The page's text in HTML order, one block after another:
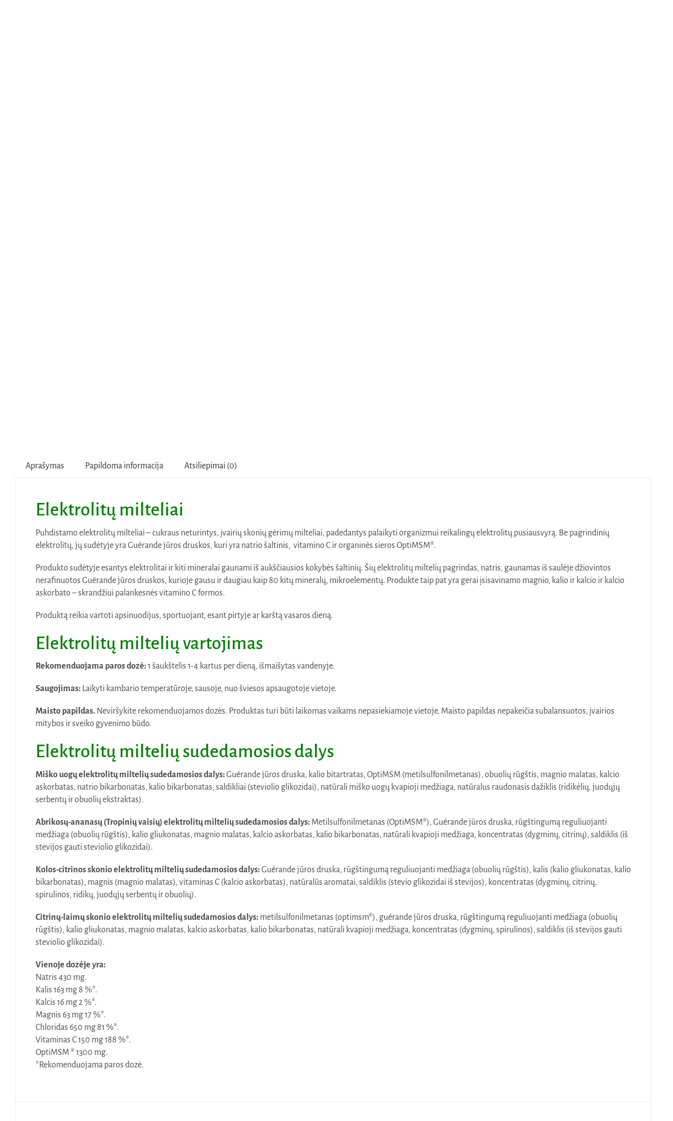
Aprašymas Papildoma informacija Atsiliepimai (0)
Elektrolitų milteliai
Puhdistamo elektrolitų milteliai – cukraus neturintys, įvairių skonių gėrimų milteliai, padedantys palaikyti organizmui reikalingų elektrolitų pusiausvyrą. Be pagrindinių
elektrolitų, jų sudėtyje yra Guérande jūros druskos, kuri yra natrio šaltinis, vitamino C ir organinės sieros OptiMSM®.
Produkto sudėtyje esantys elektrolitai ir kiti mineralai gaunami iš aukščiausios kokybės šaltinių. Šių elektrolitų miltelių pagrindas, natris, gaunamas iš saulėje džiovintos
nerafinuotos Guérande jūros druskos, kurioje gausu ir daugiau kaip 80 kitų mineralų, mikroelementų. Produkte taip pat yra gerai įsisavinamo magnio, kalio ir kalcio ir kalcio
askorbato – skrandžiui palankesnės vitamino C formos.
Produktą reikia vartoti apsinuodijus, sportuojant, esant pirtyje ar karštą vasaros dieną.
Elektrolitų miltelių vartojimas
Rekomenduojama paros dozė:1 šaukštelis 1-4 kartus per dieną, išmaišytas vandenyje.
Saugojimas:Laikyti kambario temperatūroje, sausoje, nuo šviesos apsaugotoje vietoje.
Maisto papildas.Neviršykite rekomenduojamos dozės. Produktas turi būti laikomas vaikams nepasiekiamoje vietoje. Maisto papildas nepakeičia subalansuotos, įvairios
mitybos ir sveiko gyvenimo būdo.
Elektrolitų miltelių sudedamosios dalys
Miško uogų elektrolitų miltelių sudedamosios dalys:Guérande jūros druska, kalio bitartratas, OptiMSM (metilsulfonilmetanas), obuolių rūgštis, magnio malatas, kalcio
askorbatas, natrio bikarbonatas, kalio bikarbonatas, saldikliai (steviolio glikozidai), natūrali miško uogų kvapioji medžiaga, natūralus raudonasis dažiklis (ridikėlių, juodųjų
serbentų ir obuolių ekstraktas).
Abrikosų-ananasų (Tropinių vaisių) elektrolitų miltelių sudedamosios dalys: Metilsulfonilmetanas (OptiMSM®), Guérande jūros druska, rūgštingumą reguliuojanti
medžiaga (obuolių rūgštis), kalio gliukonatas, magnio malatas, kalcio askorbatas, kalio bikarbonatas, natūrali kvapioji medžiaga, koncentratas (dygminų, citrinų), saldiklis (iš
stevijos gauti steviolio glikozidai).
Kolos-citrinos skonio elektrolitų miltelių sudedamosios dalys:Guérande jūros druska, rūgštingumą reguliuojanti medžiaga (obuolių rūgštis), kalis (kalio gliukonatas, kalio
bikarbonatas), magnis (magnio malatas), vitaminas C (kalcio askorbatas), natūralūs aromatai, saldiklis (stevio glikozidai iš stevijos), koncentratas (dygminų, citrinų,
spirulinos, ridikų, juodųjų serbentų ir obuolių).
Citrinų-laimų skonio elektrolitų miltelių sudedamosios dalys:metilsulfonilmetanas (optimsm®), guérande jūros druska, rūgštingumą reguliuojanti medžiaga (obuolių
rūgštis), kalio gliukonatas, magnio malatas, kalcio askorbatas, kalio bikarbonatas, natūrali kvapioji medžiaga, koncentratas (dygminų, spirulinos), saldiklis (iš stevijos gauti
steviolio glikozidai).
Vienoje dozėje yra:
Natris 430 mg.
Kalis 163 mg 8 %*.
Kalcis 16 mg 2 %*.
Magnis 63 mg 17 %*.
Chloridas 650 mg 81 %*.
Vitaminas C 150 mg 188 %*.
OptiMSM ® 1300 mg.
*Rekomenduojama paros dozė.